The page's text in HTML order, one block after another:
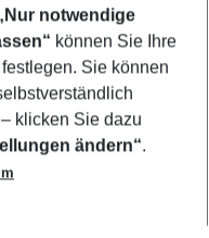
notwendige
können Sie Ihre
Sie können
klicken Sie dazu
ändern“.